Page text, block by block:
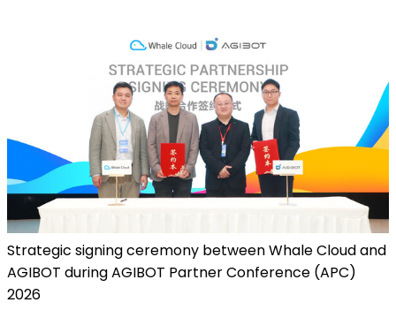
Strategic signing ceremony between Whale Cloud and
AGIBOT during AGIBOT Partner Conference (APC)
2026